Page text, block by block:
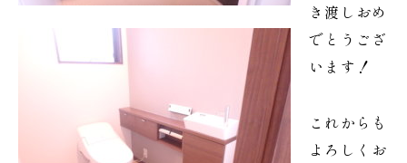
き渡しおめ
でとうござ
います！
これからも
よろしくお